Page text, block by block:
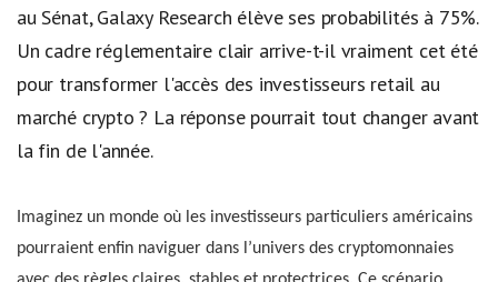
au Sénat, Galaxy Research élève ses probabilités à 75%.
Un cadre réglementaire clair arrive-t-il vraiment cet été
pour transformer l'accès des investisseurs retail au
marché crypto ? La réponse pourrait tout changer avant
la fin de l'année.
Imaginez un monde où les investisseurs particuliers américains
pourraient enfin naviguer dans l’univers des cryptomonnaies